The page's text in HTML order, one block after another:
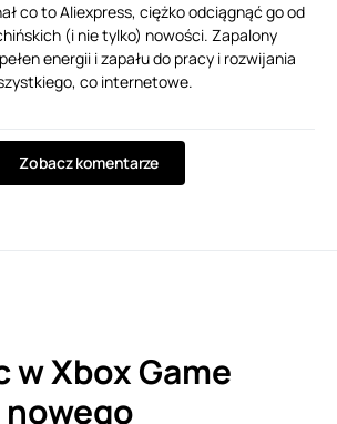
co to Aliexpress, ciężko odciągnąć go od
(i nie tylko) nowości. Zapalony
energii i zapału do pracy i rozwijania
co internetowe.
Zobacz komentarze
w Xbox Game
nowego